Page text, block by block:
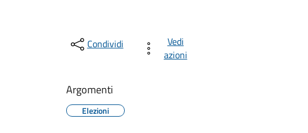
Condividi
Vedi
azioni
Argomenti
Elezioni